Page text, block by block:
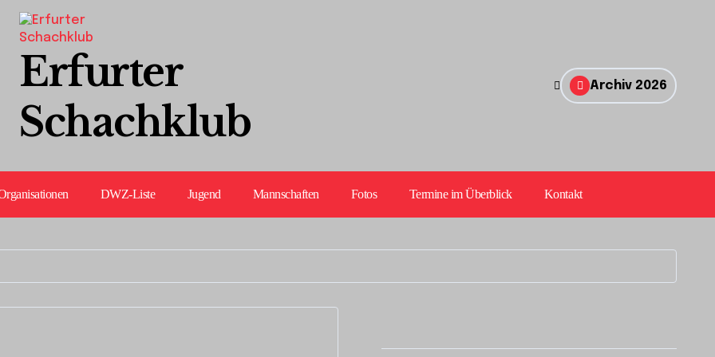
Erfurter
Schachklub
Archiv 2026
DWZ-Liste Jugend Mannschaften Fotos Termine im Überblick Kontakt